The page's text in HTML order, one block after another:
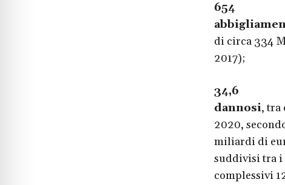
654
di circa 334
2017);
34,6
dannosi, tra
2020,
miliardi di
suddivisi tra i
complessivi